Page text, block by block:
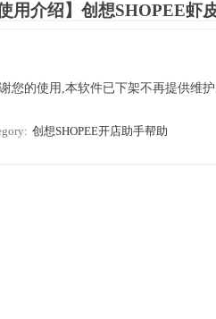
使用介绍】创想SHOPEE
您的使用,本软件已下架不再提供维
创想SHOPEE开店助手帮助